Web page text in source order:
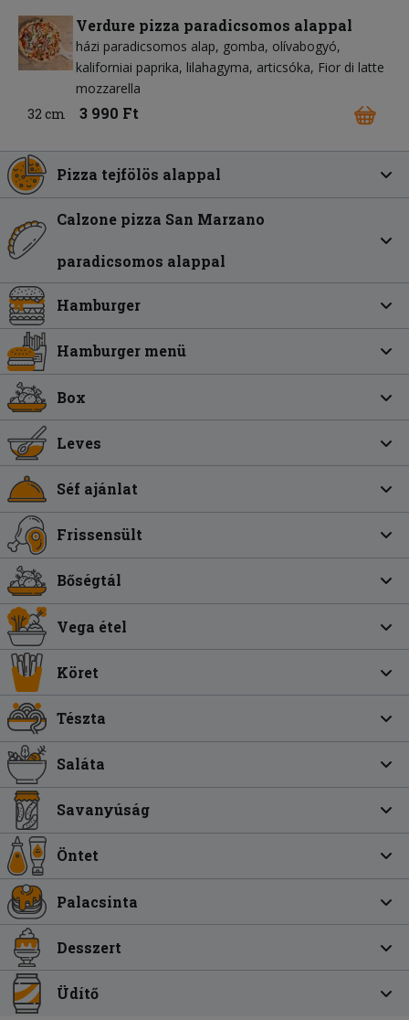
Verdure pizza paradicsomos alappal
házi paradicsomos alap gomba olívabogyó
kaliforniai paprika lilahagyma articsóka Fior di latte
mozzarella
32 cm
3 990 Ft
Pizza tejfölös alappal
Calzone pizza San Marzano
paradicsomos alappal
Hamburger
Hamburger menü
Box
Leves
Séf ajánlat
Frissensült
Bőségtál
Vega étel
Köret
Tészta
Saláta
Savanyúság
Öntet
Palacsinta
Desszert
Üdítő